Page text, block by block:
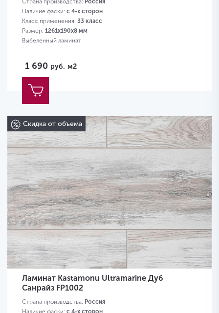
Страна производства: Россия
Наличие фаски: с 4-х сторон
Класс применения: 33 класс
Размер: 1261х190х8 мм
Выбеленный ламинат
1 690 руб. м2
Скидка от объема
Ламинат Kastamonu Ultramarine Дуб
Санрайз FP1002
Страна производства: Россия